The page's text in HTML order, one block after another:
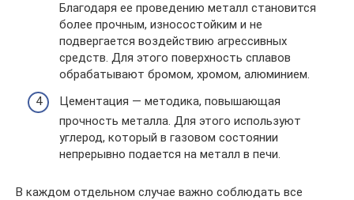
Благодаря ее проведению металл становится
более прочным, износостойким и не
подвергается воздействию агрессивных
средств. Для этого поверхность сплавов
обрабатывают бромом, хромом, алюминием.
Цементация — методика, повышающая
прочность металла. Для этого используют
углерод, который в газовом состоянии
непрерывно подается на металл в печи.
В каждом отдельном случае важно соблюдать все